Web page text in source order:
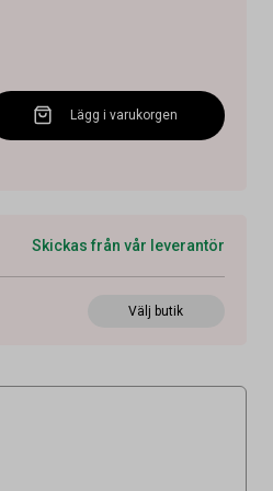
Lägg i varukorgen
Skickas från vår leverantör
Välj butik